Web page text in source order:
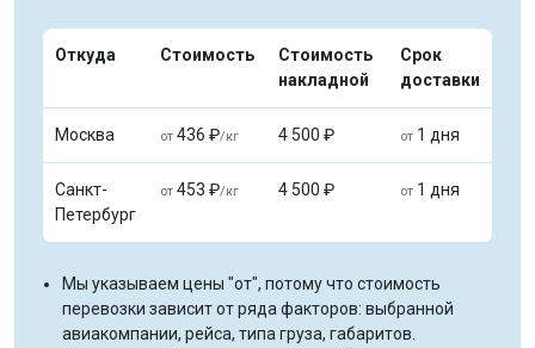
Откуда Стоимость
Стоимость
накладной
Срок
доставки
Москва от 436 ₽/кг 4 500 ₽ от 1 дня
Санкт-
Петербург
от 453 ₽/кг 4 500 ₽ от 1 дня
Мы указываем цены "от", потому что стоимость
перевозки зависит от ряда факторов: выбранной
авиакомпании, рейса, типа груза, габаритов.